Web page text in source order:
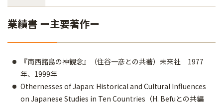
業績書 ー主要著作ー
『南西諸島の神観念』（住谷一彦との共著）未来社 1977
年、1999年
Othernesses of Japan: Historical and Cultural Influences
on Japanese Studies in Ten Countries（H. Befuとの共編